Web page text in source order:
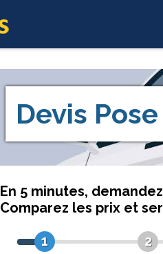
Devis
En 5 minutes, demandez
Comparez les prix et
1
2